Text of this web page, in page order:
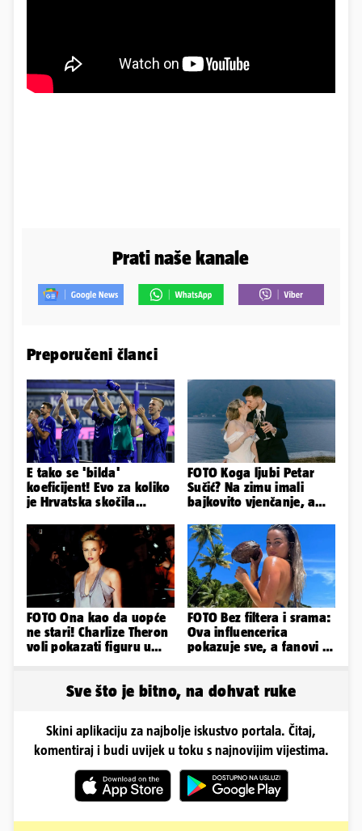
Prati naše kanale
Preporučeni članci
E tako se 'bilda'
koeficijent! Evo za koliko
je Hrvatska skočila
klubova
FOTO Koga ljubi Petar
Sučić? Na zimu imali
bajkovito vjenčanje, a
sin!
FOTO Ona kao da uopće
ne stari! Charlize Theron
voli pokazati figuru u
FOTO Bez filtera i srama:
Ova influencerica
pokazuje sve, a fanovi je
Sve što je bitno, na dohvat ruke
Skini aplikaciju za najbolje iskustvo portala. Čitaj,
komentiraj i budi uvijek u toku s najnovijim vijestima.